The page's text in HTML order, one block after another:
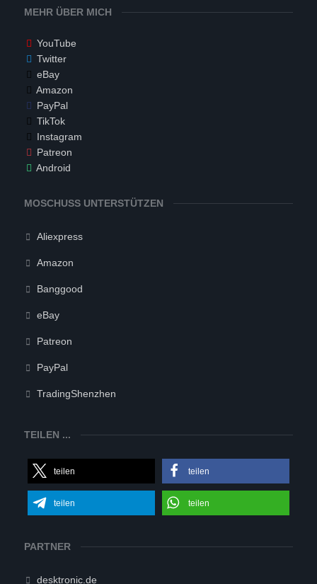
MEHR ÜBER MICH
YouTube
Twitter
eBay
Amazon
PayPal
TikTok
Instagram
Patreon
Android
MOSCHUSS UNTERSTÜTZEN
Aliexpress
Amazon
Banggood
eBay
Patreon
PayPal
TradingShenzhen
TEILEN ...
teilen teilen
teilen teilen
PARTNER
desktronic.de